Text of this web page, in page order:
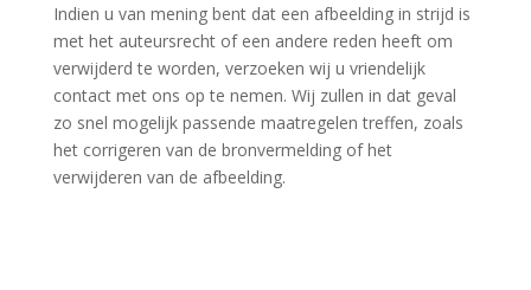
Indien u van mening bent dat een afbeelding in strijd is
met het auteursrecht of een andere reden heeft om
verwijderd te worden, verzoeken wij u vriendelijk
contact met ons op te nemen. Wij zullen in dat geval
zo snel mogelijk passende maatregelen treffen, zoals
het corrigeren van de bronvermelding of het
verwijderen van de afbeelding.